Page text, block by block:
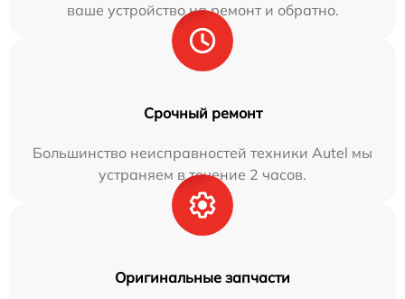
ваше устройство на ремонт и обратно.
Срочный ремонт
Большинство неисправностей техники Autel мы
устраняем в течение 2 часов.
Оригинальные запчасти